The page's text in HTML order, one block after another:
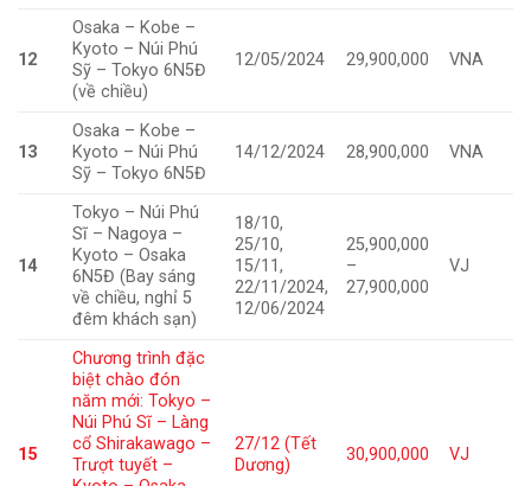
12
Osaka – Kobe –
Kyoto – Núi Phú
Sỹ – Tokyo 6N5Đ
(về chiều)
12/05/2024 29,900,000 VNA
13
Osaka – Kobe –
Kyoto – Núi Phú
Sỹ – Tokyo 6N5Đ
14/12/2024 28,900,000 VNA
14
Tokyo – Núi Phú
Sĩ – Nagoya –
Kyoto – Osaka
6N5Đ (Bay sáng
về chiều, nghỉ 5
đêm khách sạn)
18/10,
25/10,
15/11,
22/11/2024,
12/06/2024
25,900,000
–
27,900,000
VJ
15
Chương trình đặc
biệt chào đón
năm mới: Tokyo –
Núi Phú Sĩ – Làng
cổ Shirakawago –
Trượt tuyết –
27/12 (Tết
Dương)
30,900,000 VJ